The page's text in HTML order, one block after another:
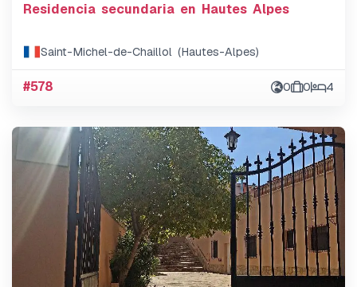
Residencia secundaria en Hautes Alpes
Saint-Michel-de-Chaillol (Hautes-Alpes)
#578 0 0 4